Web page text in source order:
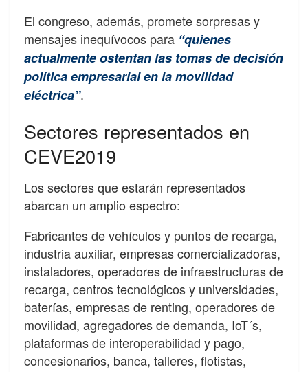
El congreso, además, promete sorpresas y
mensajes inequívocos para “quienes
actualmente ostentan las tomas de decisión
política empresarial en la movilidad
eléctrica”.
Sectores representados en
CEVE2019
Los sectores que estarán representados
abarcan un amplio espectro:
Fabricantes de vehículos y puntos de recarga,
industria auxiliar, empresas comercializadoras,
instaladores, operadores de infraestructuras de
recarga, centros tecnológicos y universidades,
baterías, empresas de renting, operadores de
movilidad, agregadores de demanda, IoT´s,
plataformas de interoperabilidad y pago,
concesionarios, banca, talleres, flotistas,